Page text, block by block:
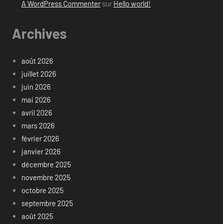
A WordPress Commentersur Hello world!
Archives
août 2026
juillet 2026
juin 2026
mai 2026
avril 2026
mars 2026
février 2026
janvier 2026
décembre 2025
novembre 2025
octobre 2025
septembre 2025
août 2025